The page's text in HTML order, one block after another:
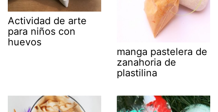
Actividad de arte
para niños con
huevos
manga pastelera de
zanahoria de
plastilina